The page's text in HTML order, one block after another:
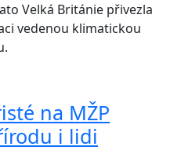
Velká Británie přivezla
vedenou klimatickou
na MŽP
i lidi